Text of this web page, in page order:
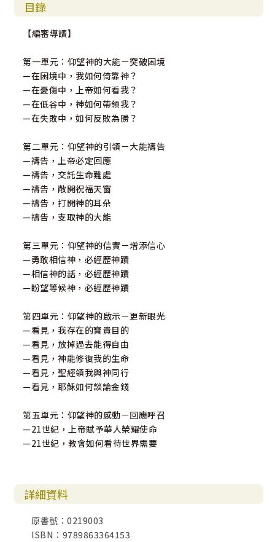
話語的力量臨到，生命重新得力。
每一篇信息的最後，安靜在神的同在中，透過提問來向耶穌
說說你的感受，並向神禱告支取力量，幫助你繼續勇往向
前。
會眾的真情回應
．在絕望的時候，蕭牧師的信息幫助我能夠支撐下去。
．聽蕭牧師講道好幾年了，他的內容很生活化吸引我一聽再
聽！
．在牢裡的日子，從廣播聽見蕭牧師講道，讓我對人生有了
盼望！
．蕭牧師的講道，精簡有亮光，每次聽都吸收超多正能量。
目錄
【編審導讀】
第一單元：仰望神的大能－突破困境
—在困境中，我如何倚靠神？
—在憂傷中，上帝如何看我？
—在低谷中，神如何帶領我？
—在失敗中，如何反敗為勝？
第二單元：仰望神的引領－大能禱告
—禱告，上帝必定回應
—禱告，交託生命難處
—禱告，敞開祝福天窗
—禱告，打開神的耳朵
—禱告，支取神的大能
第三單元：仰望神的信實－增添信心
—勇敢相信神，必經歷神蹟
—相信神的話，必經歷神蹟
—盼望等候神，必經歷神蹟
第四單元：仰望神的啟示－更新眼光
—看見，我存在的寶貴目的
—看見，放掉過去能得自由
—看見，神能修復我的生命
—看見，聖經領我與神同行
—看見，耶穌如何談論金錢
第五單元：仰望神的感動－回應呼召
—21世紀，上帝賦予華人榮耀使命
—21世紀，教會如何看待世界需要
詳細資料
原書號：0219003
ISBN：9789863364153